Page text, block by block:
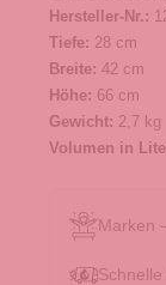
Hersteller-Nr.:
Tiefe: 28 cm
Breite: 42 cm
Höhe: 66 cm
Gewicht: 2,7 kg
Volumen in
Marken